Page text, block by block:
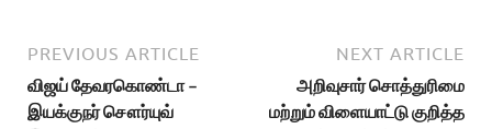
PREVIOUS ARTICLE
விஜய் தேவரகொண்டா –
இயக்குநர் சௌர்யுவ்
NEXT ARTICLE
அறிவுசார் சொத்துரிமை
மற்றும் விளையாட்டு குறித்த